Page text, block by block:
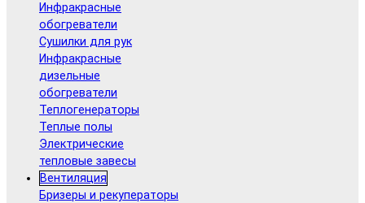
Инфракрасные
обогреватели
Сушилки для рук
Инфракрасные
дизельные
обогреватели
Теплогенераторы
Теплые полы
Электрические
тепловые завесы
Вентиляция
Бризеры и рекуператоры